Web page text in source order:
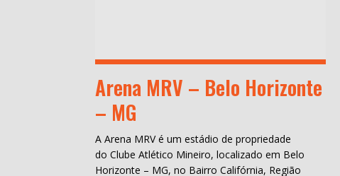
Arena MRV – Belo Horizonte
– MG
A Arena MRV é um estádio de propriedade
do Clube Atlético Mineiro, localizado em Belo
Horizonte – MG, no Bairro Califórnia, Região